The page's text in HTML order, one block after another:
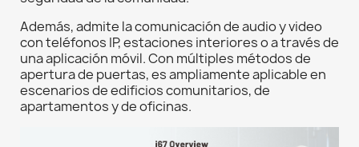
Además, admite la comunicación de audio y video
con teléfonos IP, estaciones interiores o a través de
una aplicación móvil. Con múltiples métodos de
apertura de puertas, es ampliamente aplicable en
escenarios de edificios comunitarios, de
apartamentos y de oficinas.